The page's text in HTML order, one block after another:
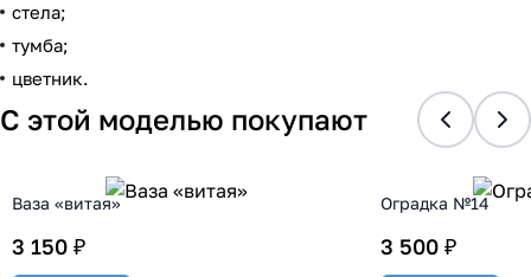
стела;
тумба;
цветник.
С этой моделью покупают
Ваза «витая»
3 150 ₽
Оградка №14
3 500 ₽